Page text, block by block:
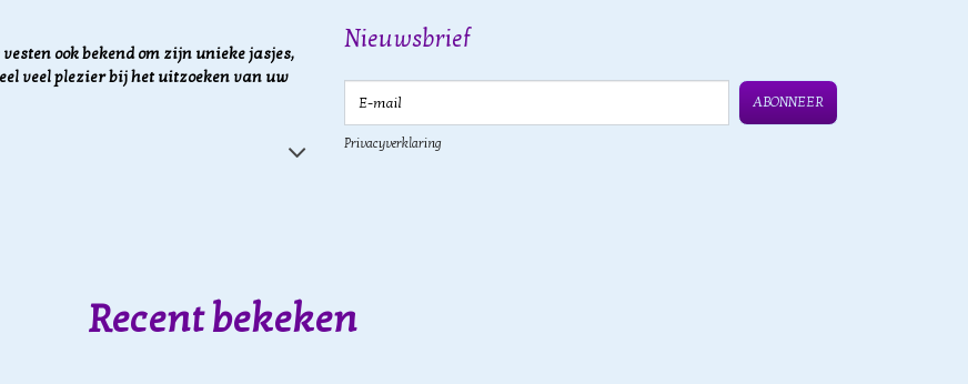
ook bekend om zijn unieke jasjes,
veel plezier bij het uitzoeken van uw
Nieuwsbrief
E-mail
ABONNEER
Privacyverklaring
Recent bekeken